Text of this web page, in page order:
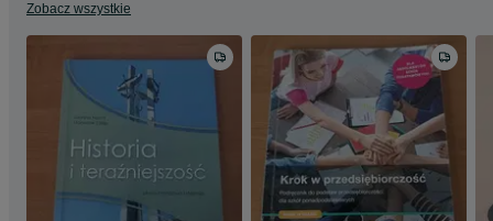
Zobacz wszystkie